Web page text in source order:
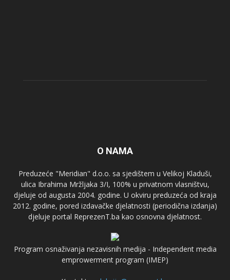
O NAMA
Preduzeće "Meridian" d.o.o. sa sjedištem u Velikoj Kladuši,
ulica Ibrahima Mržljaka 3/I, 100% u privatnom vlasništvu,
djeluje od augusta 2004. godine. U okviru preduzeća od kraja
2012. godine, pored izdavačke djelatnosti (periodična izdanja)
djeluje portal ReprezenT.ba kao osnovna djelatnost.
Program osnaživanja nezavisnih medija - Independent media
emprowerment program (IMEP)